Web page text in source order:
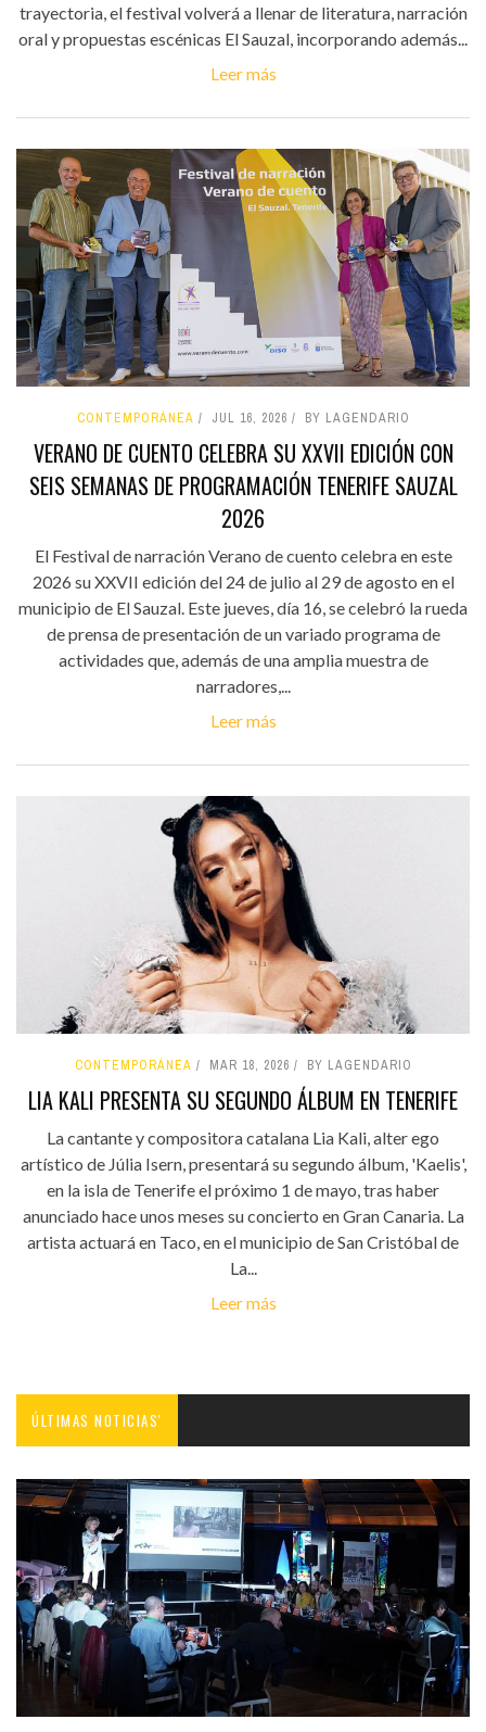
trayectoria, el festival volverá a llenar de literatura, narración
oral y propuestas escénicas El Sauzal, incorporando además...
Leer más
CONTEMPORÁNEA JUL 16, 2026 BY LAGENDARIO
VERANO DE CUENTO CELEBRA SU XXVII EDICIÓN CON
SEIS SEMANAS DE PROGRAMACIÓN TENERIFE SAUZAL
2026
El Festival de narración Verano de cuento celebra en este
2026 su XXVII edición del 24 de julio al 29 de agosto en el
municipio de El Sauzal. Este jueves, día 16, se celebró la rueda
de prensa de presentación de un variado programa de
actividades que, además de una amplia muestra de
narradores,...
Leer más
CONTEMPORÁNEA MAR 18, 2026 BY LAGENDARIO
LIA KALI PRESENTA SU SEGUNDO ÁLBUM EN TENERIFE
La cantante y compositora catalana Lia Kali, alter ego
artístico de Júlia Isern, presentará su segundo álbum, 'Kaelis',
en la isla de Tenerife el próximo 1 de mayo, tras haber
anunciado hace unos meses su concierto en Gran Canaria. La
artista actuará en Taco, en el municipio de San Cristóbal de
La...
Leer más
ÚLTIMAS NOTICIAS'